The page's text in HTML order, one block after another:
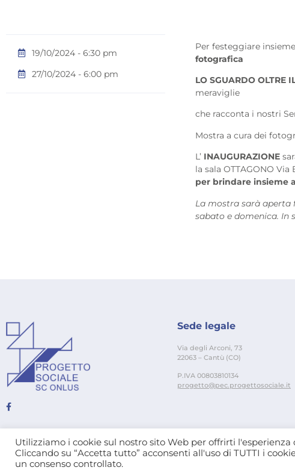
19/10/2024 - 6:30 pm
27/10/2024 - 6:00 pm
Per festeggiare
fotografica
LO SGUARDO OLTRE
meraviglie
che racconta i nostri
Mostra a cura dei
L’ INAUGURAZIONE
la sala OTTAGONO Via
per brindare insieme
La mostra sarà aperta
sabato e domenica. In
Sede legale
Via degli Arconi, 73
22063 – Cantù (CO)
P.IVA 00803810134
progetto@pec.progettosociale.it
Utilizziamo i cookie sul nostro sito Web per offrirti
Cliccando su “Accetta tutto” acconsenti all'uso di TUTTI i
un consenso controllato.